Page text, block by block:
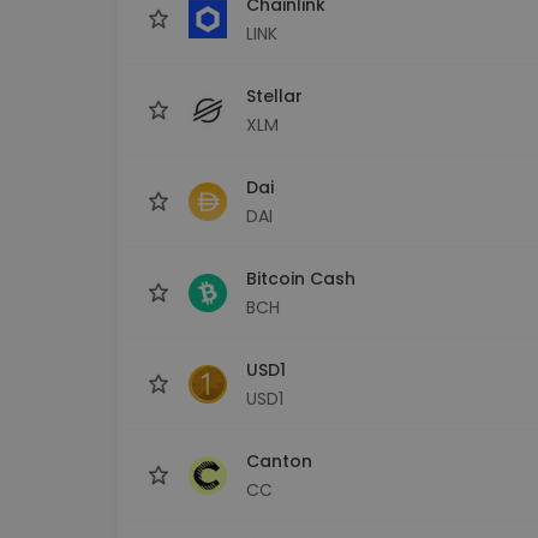
LINK
Stellar
XLM
Dai
DAI
Bitcoin Cash
BCH
USD1
USD1
Canton
CC